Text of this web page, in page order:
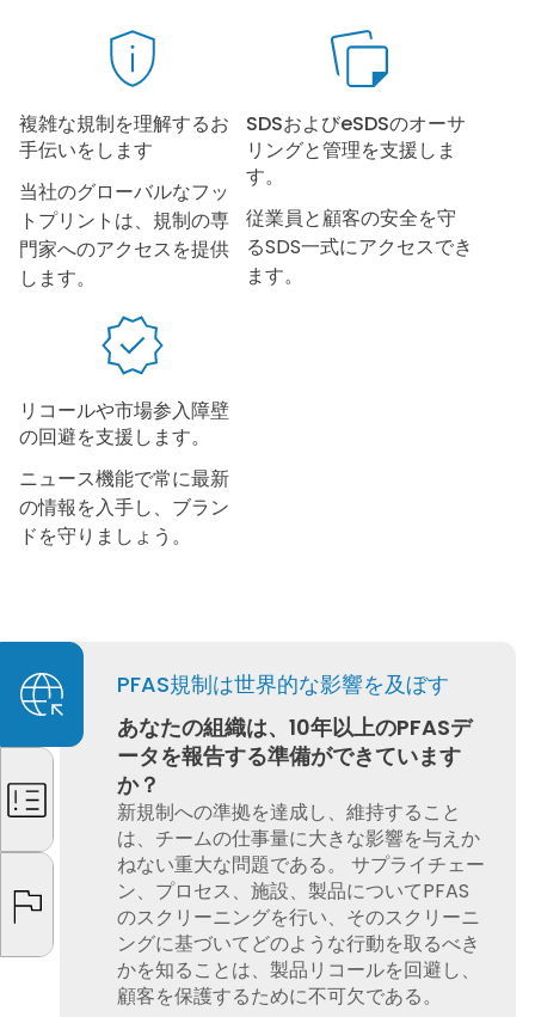
複雑な規制を理解するお
手伝いをします
当社のグローバルなフッ
トプリントは、規制の専
門家へのアクセスを提供
します。
SDSおよびeSDSのオーサ
リングと管理を支援しま
す。
従業員と顧客の安全を守
るSDS一式にアクセスでき
ます。
リコールや市場参入障壁
の回避を支援します。
ニュース機能で常に最新
の情報を入手し、ブラン
ドを守りましょう。
PFAS規制は世界的な影響を及ぼす
あなたの組織は、10年以上のPFASデ
ータを報告する準備ができています
か？
新規制への準拠を達成し、維持すること
は、チームの仕事量に大きな影響を与えか
ねない重大な問題である。 サプライチェー
ン、プロセス、施設、製品についてPFAS
のスクリーニングを行い、そのスクリーニ
ングに基づいてどのような行動を取るべき
かを知ることは、製品リコールを回避し、
顧客を保護するために不可欠である。